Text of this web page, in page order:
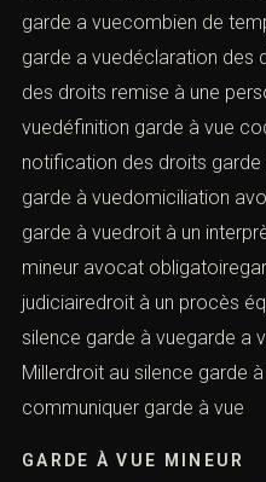
garde a vuecombien de
garde a vuedéclaration des
des droits remise à une
vuedéfinition garde à vue
notification des droits
garde à vuedomiciliation
garde à vuedroit à un
mineur avocat
judiciairedroit à un procès
silence garde à vuegarde a
Millerdroit au silence garde
communiquer garde à vue
GARDE À VUE MINEUR